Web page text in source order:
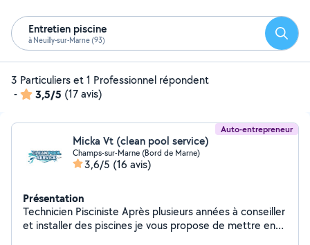
Entretien piscine
à Neuilly-sur-Marne (93)
3 Particuliers et 1 Professionnel répondent
-
3,5/5 (17 avis)
Auto-entrepreneur
Micka Vt (clean pool service)
Champs-sur-Marne (Bord de Marne)
3,6/5 (16 avis)
Présentation
Technicien Pisciniste Après plusieurs années à conseiller
et installer des piscines je vous propose de mettre en